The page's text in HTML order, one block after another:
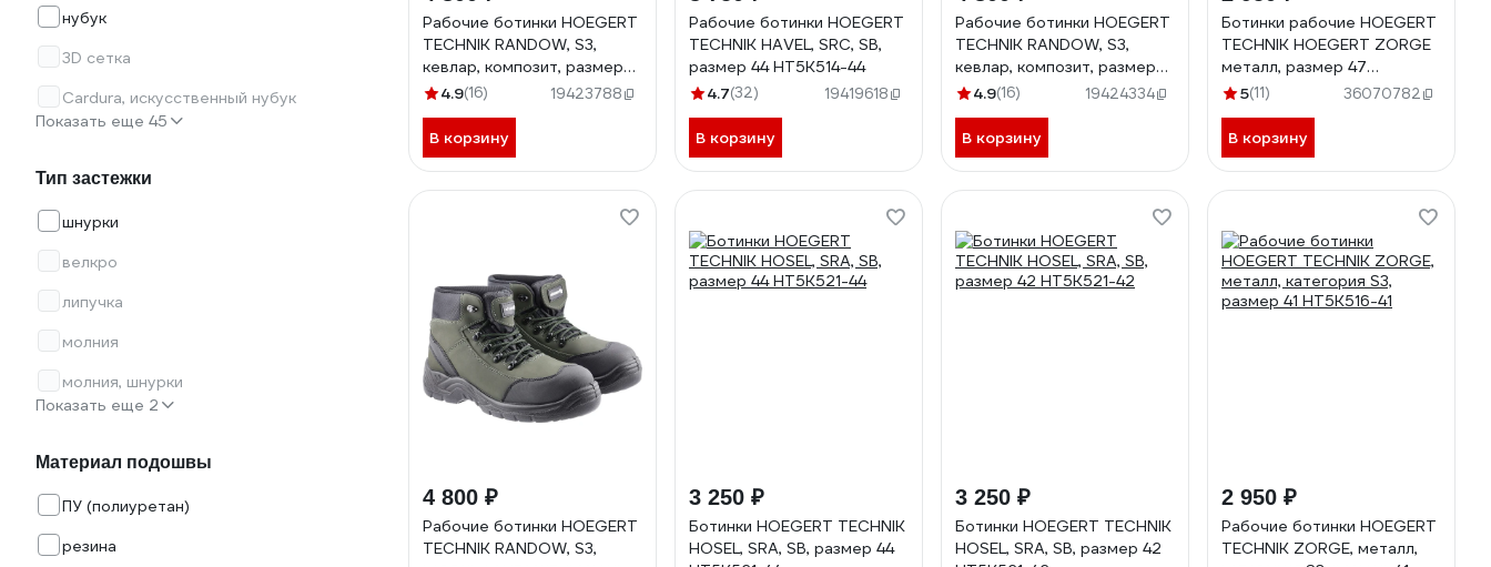
нубук
3D сетка
Cardura, искусственный нубук
Показать еще 45
Тип застежки
шнурки
велкро
липучка
молния
молния, шнурки
Показать еще 2
Материал подошвы
ПУ (полиуретан)
резина
Рабочие ботинки HOEGERT
TECHNIK RANDOW, S3,
кевлар, композит, размер
42 HT5K562-42
4.9(16) 19423788
В корзину
Рабочие ботинки HOEGERT
TECHNIK HAVEL, SRC, SB,
размер 44 HT5K514-44
4.7(32) 19419618
В корзину
Рабочие ботинки HOEGERT
TECHNIK RANDOW, S3,
кевлар, композит, размер
40 HT5K562-40
4.9(16) 19424334
В корзину
Ботинки рабочие HOEGERT
TECHNIK HOEGERT ZORGE
металл, размер 47
HT5K516-47
5(11) 36070782
В корзину
4 800 ₽
Рабочие ботинки HOEGERT
TECHNIK RANDOW, S3,
3 250 ₽
Ботинки HOEGERT TECHNIK
HOSEL, SRA, SB, размер 44
3 250 ₽
Ботинки HOEGERT TECHNIK
HOSEL, SRA, SB, размер 42
2 950 ₽
Рабочие ботинки HOEGERT
TECHNIK ZORGE, металл,